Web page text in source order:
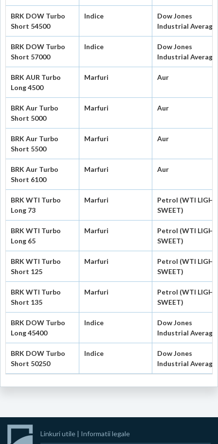
BRK DOW Turbo
Short 54500
Indice
Dow Jones
Industrial Average
BRK DOW Turbo
Short 57000
Indice
Dow Jones
Industrial Average
BRK AUR Turbo
Long 4500
Marfuri Aur
BRK Aur Turbo
Short 5000
Marfuri Aur
BRK Aur Turbo
Short 5500
Marfuri Aur
BRK Aur Turbo
Short 6100
Marfuri Aur
BRK WTI Turbo
Long 73
Marfuri
Petrol (WTI LIGHT
SWEET)
BRK WTI Turbo
Long 65
Marfuri
Petrol (WTI LIGHT
SWEET)
BRK WTI Turbo
Short 125
Marfuri
Petrol (WTI LIGHT
SWEET)
BRK WTI Turbo
Short 135
Marfuri
Petrol (WTI LIGHT
SWEET)
BRK DOW Turbo
Long 45400
Indice
Dow Jones
Industrial Average
BRK DOW Turbo
Short 50250
Indice
Dow Jones
Industrial Average
Linkuri utile | Informatii legale